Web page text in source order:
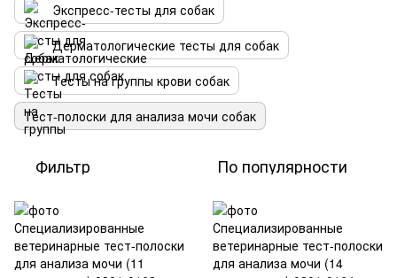
Экспресс-тесты для собак
Дерматологические тесты для собак
Тесты на группы крови собак
Тест-полоски для анализа мочи собак
Фильтр По популярности